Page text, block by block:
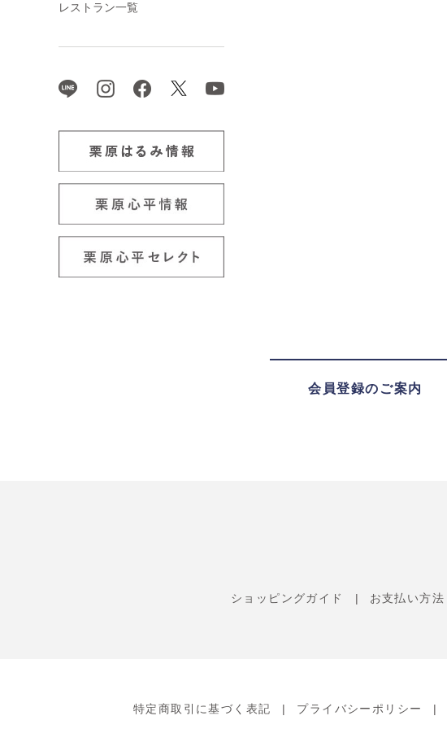
レストラン一覧
会員登録のご案内
ショッピングガイド お支払い方法
特定商取引に基づく表記 プライバシーポリシー